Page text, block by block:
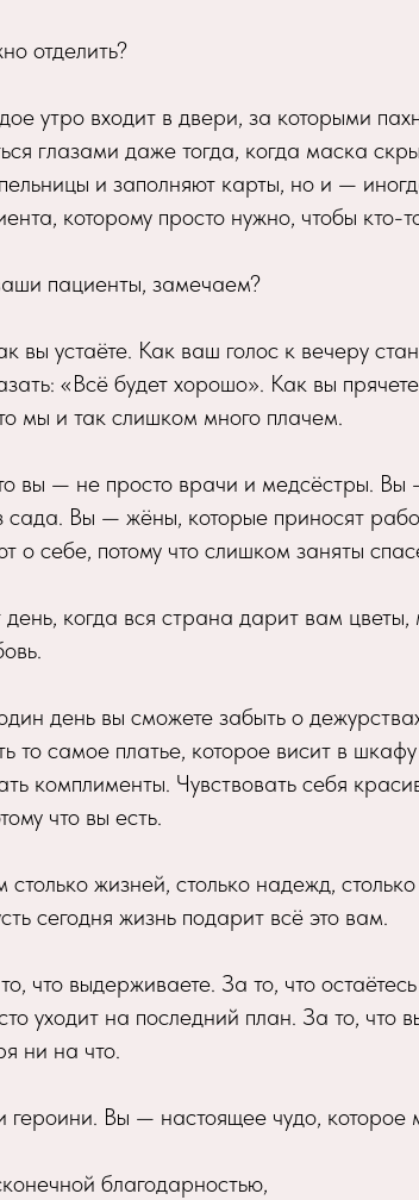
отделить?
утро входит в двери, за которыми
глазами даже тогда, когда маска
и заполняют карты, но и —
которому просто нужно, чтобы кто-
пациенты, замечаем?
вы устаёте. Как ваш голос к вечеру
«Всё будет хорошо». Как вы
мы и так слишком много плачем.
вы — не просто врачи и медсёстры. Вы
сада. Вы — жёны, которые приносят
о себе, потому что слишком заняты
день, когда вся страна дарит вам
день вы сможете забыть о
то самое платье, которое висит в
комплименты. Чувствовать себя
что вы есть.
жизней, столько надежд,
сегодня жизнь подарит всё это вам.
что выдерживаете. За то, что
уходит на последний план. За то, что
ни на что.
Вы — настоящее чудо, которое
благодарностью,